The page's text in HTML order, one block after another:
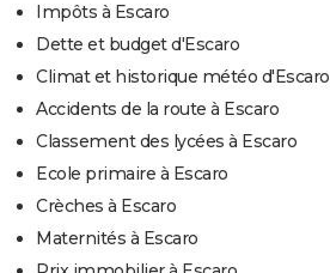
Impôts à Escaro
Dette et budget d'Escaro
Climat et historique météo d'Escaro
Accidents de la route à Escaro
Classement des lycées à Escaro
Ecole primaire à Escaro
Crèches à Escaro
Maternités à Escaro